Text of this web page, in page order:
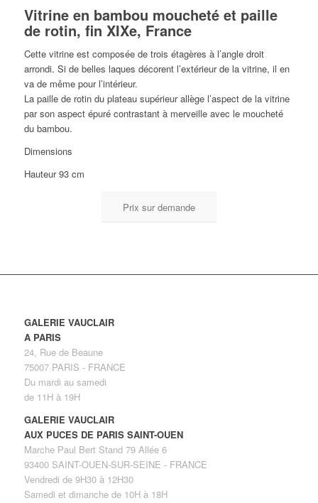
Vitrine en bambou moucheté et paille
de rotin, fin XIXe, France
Cette vitrine est composée de trois étagères à l’angle droit
arrondi. Si de belles laques décorent l’extérieur de la vitrine, il en
va de même pour l’intérieur.
La paille de rotin du plateau supérieur allège l’aspect de la vitrine
par son aspect épuré contrastant à merveille avec le moucheté
du bambou.
Dimensions
Hauteur 93 cm
Prix sur demande
GALERIE VAUCLAIR
A PARIS
24, Rue de Beaune
75007 PARIS - FRANCE
Du mardi au samedi
de 11H à 19H
GALERIE VAUCLAIR
AUX PUCES DE PARIS SAINT-OUEN
Marche Paul Bert Stand 79 Allée 6
93400 SAINT-OUEN-SUR-SEINE - FRANCE
Vendredi de 9H30 à 12H30
Samedi et dimanche de 10H à 18H